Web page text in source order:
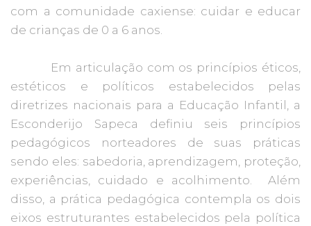
com a comunidade caxiense: cuidar e educar
de crianças de 0 a 6 anos.
Em articulação com os princípios éticos,
estéticos e políticos estabelecidos pelas
diretrizes nacionais para a Educação Infantil, a
Esconderijo Sapeca definiu seis princípios
pedagógicos norteadores de suas práticas
sendo eles: sabedoria, aprendizagem, proteção,
experiências, cuidado e acolhimento. Além
disso, a prática pedagógica contempla os dois
eixos estruturantes estabelecidos pela política